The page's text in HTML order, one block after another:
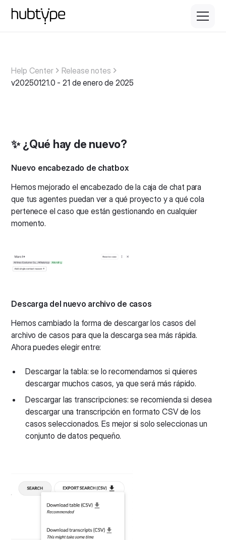
Help Center
Release notes
v20250121.0 - 21 de enero de 2025
✨ ¿Qué hay de nuevo?
Nuevo encabezado de chatbox
Hemos mejorado el encabezado de la caja de chat para
que tus agentes puedan ver a qué proyecto y a qué cola
pertenece el caso que están gestionando en cualquier
momento.
Descarga del nuevo archivo de casos
Hemos cambiado la forma de descargar los casos del
archivo de casos para que la descarga sea más rápida.
Ahora puedes elegir entre:
Descargar la tabla: se lo recomendamos si quieres
descargar muchos casos, ya que será más rápido.
Descargar las transcripciones: se recomienda si desea
descargar una transcripción en formato CSV de los
casos seleccionados. Es mejor si solo seleccionas un
conjunto de datos pequeño.